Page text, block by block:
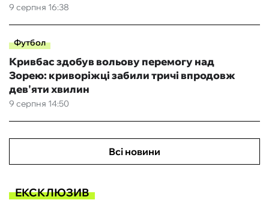
9 серпня 16:38
Футбол
9 серпня 14:50
Кривбас здобув вольову перемогу над
Зорею: криворіжці забили тричі впродовж
дев'яти хвилин
Всі новини
ЕКСКЛЮЗИВ